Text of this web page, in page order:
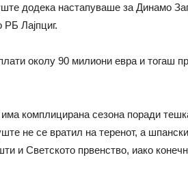
додека настапуваше за Динамо
РБ Лајпциг.
околу 90 милиони евра и тогаш
комплицирана сезона поради
не се вратил на теренот, а
и Светското првенство, иако